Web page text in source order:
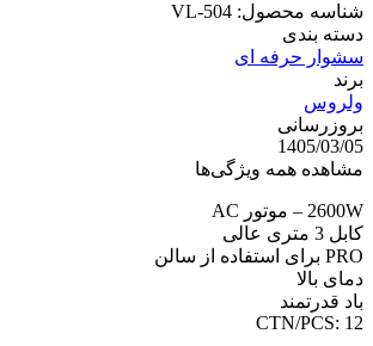
شناسه محصول: VL-504
دسته بندی
سشوار حرفه ای
برند
ولروس
بروزرسانی
1405/03/05
مشاهده همه ویژگی‌ها
2600W – موتور AC
کابل 3 متری عالی
PRO برای استفاده از سالن
دمای بالا
باد قدرتمند
CTN/PCS: 12